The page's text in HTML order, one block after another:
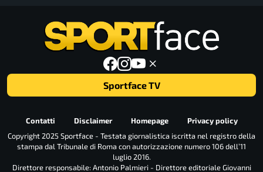
Sportface TV
Contatti Disclaimer Homepage
Privacy policy
Copyright 2025 Sportface - Testata giornalistica iscritta nel registro della
stampa dal Tribunale di Roma con autorizzazione numero 106 dell’11
luglio 2016.
Direttore responsabile: Antonio Palmieri - Direttore editoriale Giovanni